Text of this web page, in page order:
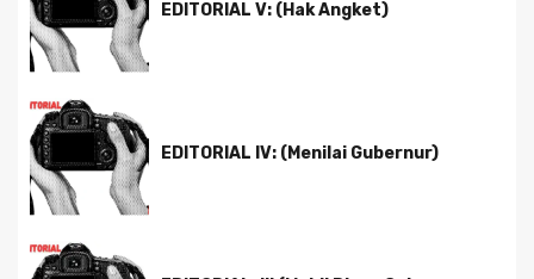
EDITORIAL V: (Hak Angket)
EDITORIAL IV: (Menilai Gubernur)